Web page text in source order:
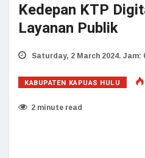
Kedepan KTP
Layanan Publik
Saturday, 2 March 2024. Jam:
KABUPATEN KAPUAS HULU
2 minute read